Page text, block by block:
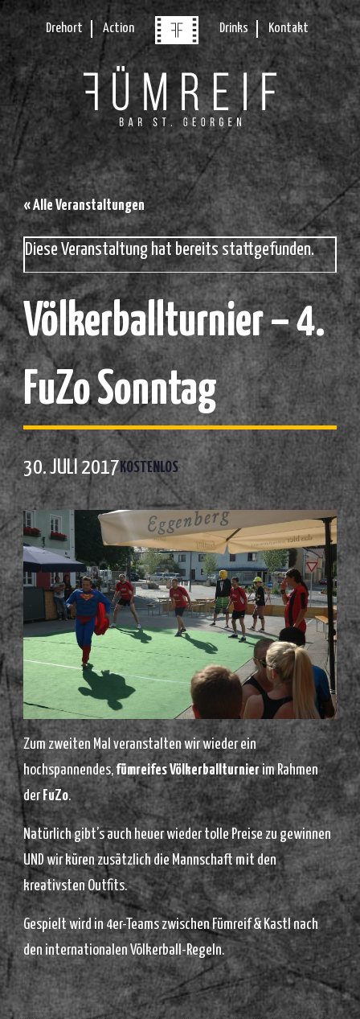
Drehort Action Drinks Kontakt
« Alle Veranstaltungen
Diese Veranstaltung hat bereits stattgefunden.
Völkerballturnier – 4.
FuZo Sonntag
30. JULI 2017KOSTENLOS
Zum zweiten Mal veranstalten wir wieder ein
hochspannendes,fümreifes Völkerballturnierim Rahmen
der FuZo.
Natürlich gibt’s auch heuer wieder tolle Preise zu gewinnen
UND wir küren zusätzlich die Mannschaft mit den
kreativsten Outfits.
Gespielt wird in 4er-Teams zwischen Fümreif & Kastl nach
den internationalen Völkerball-Regeln.